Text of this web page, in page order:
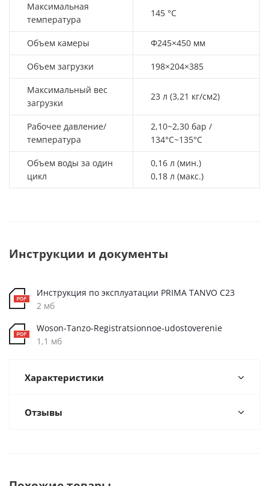
Максимальная
температура
145 °C
Объем камеры Φ245×450 мм
Объем загрузки 198×204×385
Максимальный вес
загрузки
23 л (3,21 кг/см2)
Рабочее давление/
температура
2,10~2,30 бар /
134°C~135°C
Объем воды за один
цикл
0,16 л (мин.)
0,18 л (макс.)
Инструкции и документы
Инструкция по эксплуатации PRIMA TANVO C23
2 мб
Woson-Tanzo-Registratsionnoe-udostoverenie
1,1 мб
Характеристики
Отзывы